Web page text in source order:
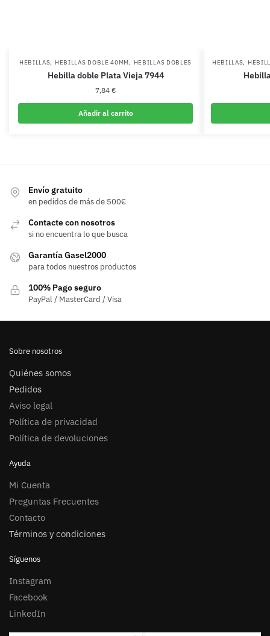
HEBILLAS, HEBILLAS DOBLE 40MM, HEBILLAS DOBLES
Hebilla doble Plata Vieja 7944
7,84 €
Añadir al carrito
HEBILLAS,
Envío gratuito
en pedidos de más de 500€
Contacte con nosotros
si no encuentra lo que busca
Garantía Gasel2000
para todos nuestros productos
100% Pago seguro
PayPal / MasterCard / Visa
Sobre nosotros
Quiénes somos
Pedidos
Aviso legal
Política de privacidad
Política de devoluciones
Ayuda
Mi Cuenta
Preguntas Frecuentes
Contacto
Términos y condiciones
Síguenos
Instagram
Facebook
LinkedIn